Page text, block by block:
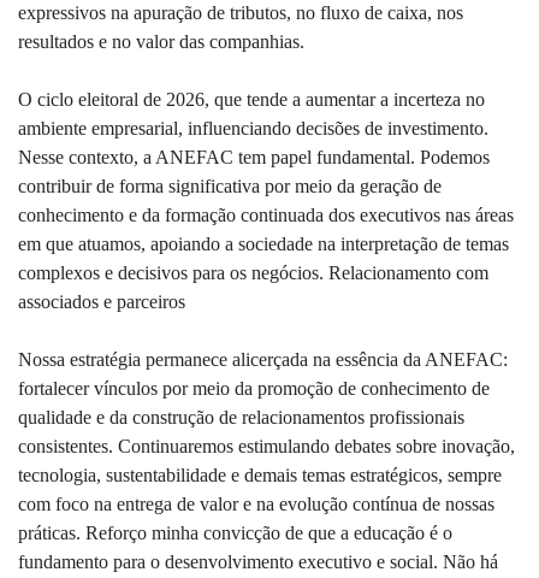
expressivos na apuração de tributos, no fluxo de caixa, nos
resultados e no valor das companhias.
O ciclo eleitoral de 2026, que tende a aumentar a incerteza no
ambiente empresarial, influenciando decisões de investimento.
Nesse contexto, a ANEFAC tem papel fundamental. Podemos
contribuir de forma significativa por meio da geração de
conhecimento e da formação continuada dos executivos nas áreas
em que atuamos, apoiando a sociedade na interpretação de temas
complexos e decisivos para os negócios. Relacionamento com
associados e parceiros
Nossa estratégia permanece alicerçada na essência da ANEFAC:
fortalecer vínculos por meio da promoção de conhecimento de
qualidade e da construção de relacionamentos profissionais
consistentes. Continuaremos estimulando debates sobre inovação,
tecnologia, sustentabilidade e demais temas estratégicos, sempre
com foco na entrega de valor e na evolução contínua de nossas
práticas. Reforço minha convicção de que a educação é o
fundamento para o desenvolvimento executivo e social. Não há